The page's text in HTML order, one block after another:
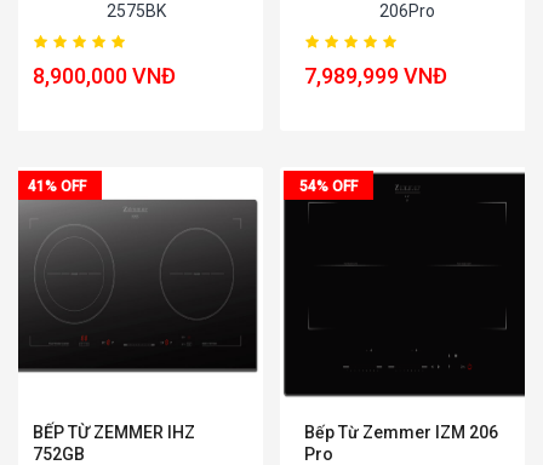
8,900,000 VNĐ 7,989,999 VNĐ
41% OFF
BẾP TỪ ZEMMER IHZ
752GB
54% OFF
Bếp Từ Zemmer IZM 206
Pro